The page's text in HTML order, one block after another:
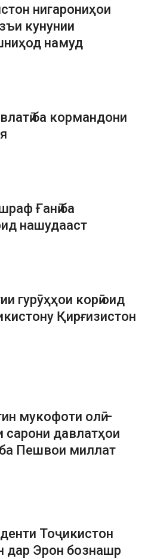
нигарониҳои
кунунии
намуд
ба кормандони
Ғанӣ ба
нашудааст
гурӯҳҳои корӣ оид
Қирғизистон
мукофоти олӣ –
сарони давлатҳои
ба Пешвои миллат
Тоҷикистон
дар Эрон бознашр